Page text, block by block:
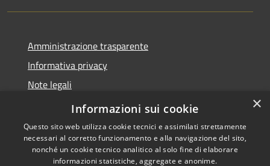
Amministrazione trasparente
Informativa privacy
Note legali
Dichiarazione di accessibilità
×
Informazioni sui cookie
Questo sito web utilizza cookie tecnici e assimilati strettamente
necessari al corretto funzionamento e alla navigazione del sito,
nonché un cookie tecnico analitico al solo fine di elaborare
informazioni statistiche, aggregate e anonime.